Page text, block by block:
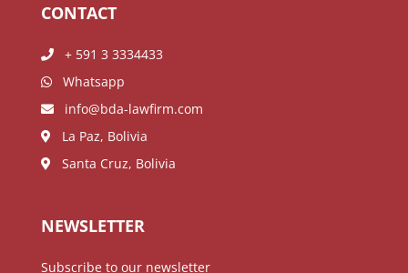
CONTACT
+ 591 3 3334433
Whatsapp
info@bda-lawfirm.com
La Paz, Bolivia
Santa Cruz, Bolivia
NEWSLETTER
Subscribe to our newsletter